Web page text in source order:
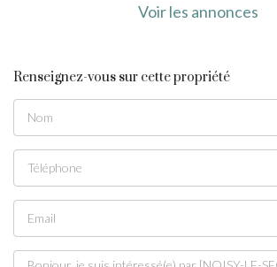
Voir les annonces
Renseignez-vous sur cette propriété